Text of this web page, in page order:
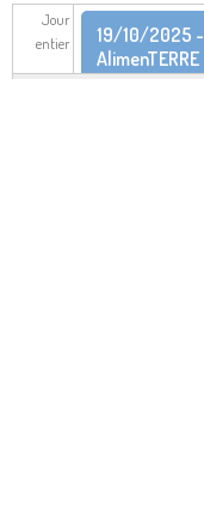
Jour
entier
19/10/2025 -